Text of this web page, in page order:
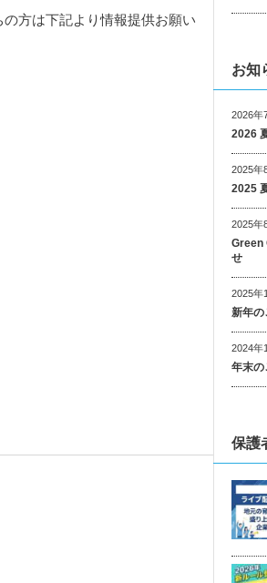
方は下記より情報提供お願い
お知
2026年
2026
2025年
2025
2025年
Green
せ
2025年
新年の
2024年
年末の
保護